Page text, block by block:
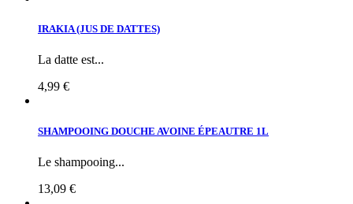
IRAKIA (JUS DE DATTES)
La datte est...
4,99 €
SHAMPOOING DOUCHE AVOINE ÉPEAUTRE 1L
Le shampooing...
13,09 €